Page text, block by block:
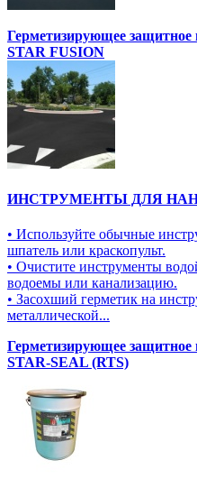
Герметизирующее защитное
STAR FUSION
ИНСТРУМЕНТЫ ДЛЯ
• Используйте обычные
шпатель или краскопульт.
• Очистите инструменты
водоемы или канализацию.
• Засохший герметик на
металлической...
Герметизирующее защитное
STAR-SEAL (RTS)